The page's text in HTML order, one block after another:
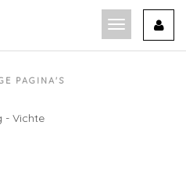
Toon
navigatie
PAGINA'S